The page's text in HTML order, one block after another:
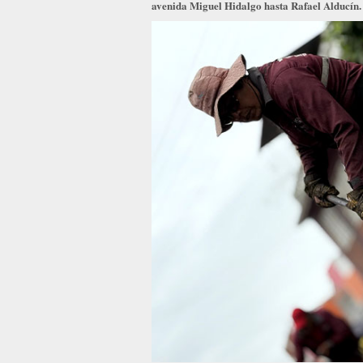
avenida Miguel Hidalgo hasta Rafael Alducín.